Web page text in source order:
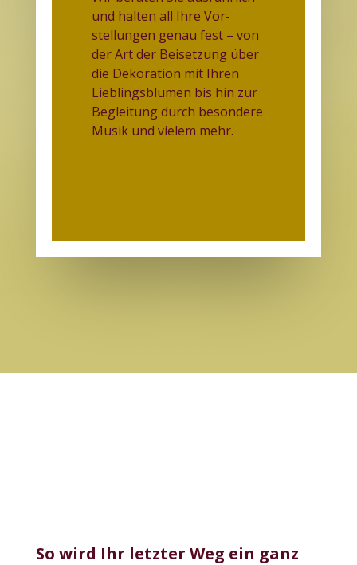
und halten all Ihre Vor­
stellungen genau fest – von
der Art der Beisetzung über
die Dekoration mit Ihren
Lieblingsblumen bis hin zur
Begleitung durch besondere
Musik und vielem mehr.
So wird Ihr letzter Weg ein ganz